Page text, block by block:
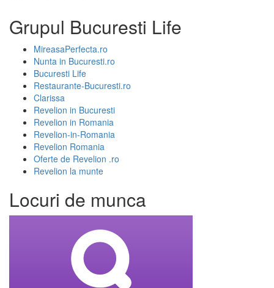
Grupul Bucuresti Life
MireasaPerfecta.ro
Nunta in Bucuresti.ro
Bucuresti Life
Restaurante-Bucuresti.ro
Clarissa
Revelion in Bucuresti
Revelion in Romania
Revelion-in-Romania
Revelion Romania
Oferte de Revelion .ro
Revelion la munte
Locuri de munca